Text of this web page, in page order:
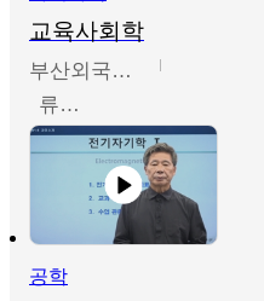
교육사회학
부산외국어대학교
류영철
공학